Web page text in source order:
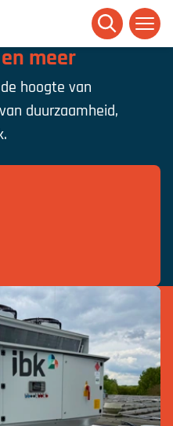
meer
hoogte van
duurzaamheid,